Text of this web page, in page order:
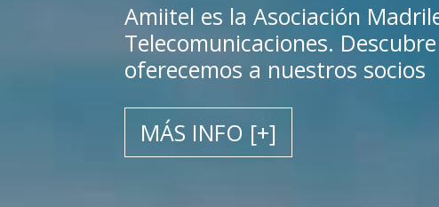
Amiitel es la Asociación
Telecomunicaciones.
oferecemos a nuestros socios
MÁS INFO [+]